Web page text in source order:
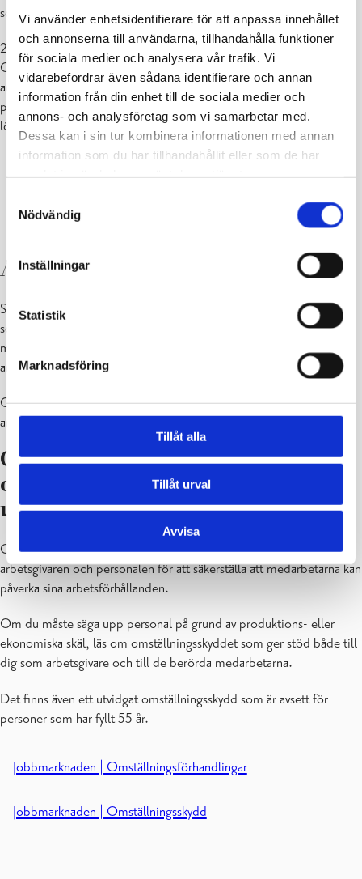
Vi använder enhetsidentifierare för att anpassa innehållet
och annonserna till användarna, tillhandahålla funktioner
för sociala medier och analysera vår trafik. Vi
vidarebefordrar även sådana identifierare och annan
information från din enhet till de sociala medier och
annons- och analysföretag som vi samarbetar med.
Dessa kan i sin tur kombinera informationen med annan
information som du har tillhandahållit eller som de har
Nödvändig
Inställningar
Statistik
Marknadsföring
Tillåt alla
Tillåt urval
Avvisa
som kan avslöja personens arbetslöshetsstatus.
2.
Lämna in en ansökan om lönesubvention
Observera att personen som anställs måste vara arbetslös
arbetssökande, d.v.s. beslutet om lönesubvention blir nekande om
personen i fråga inleder arbetsförhållandet innan beslutet om
lönesubventionen är gjort.
Suomi.fi | Ansökan om lönesubvention
Jobbmarknaden | Läroavtal
Arbetsprövning på arbetsplats
Som arbetsgivare kan du stöda en arbetslös person eller en person
som vill byta yrke genom att erbjuda möjligheten att bekanta sig
med olika yrkesvals- och karriäralternativ eller återvända till
arbetsmarknaden. Samtidigt kan du hitta en ny arbetstagare.
Obs! Arbetsprövning sker alltid ur personkundens behov, inte
arbetsgivarens.
Omställningsförhandlingar och
omställningsskydd vid
uppsägningar och permitteringar
Omställningsförhandlingar är en gemensam process mellan
arbetsgivaren och personalen för att säkerställa att medarbetarna kan
påverka sina arbetsförhållanden.
Om du måste säga upp personal på grund av produktions- eller
ekonomiska skäl, läs om omställningsskyddet som ger stöd både till
dig som arbetsgivare och till de berörda medarbetarna.
Det finns även ett utvidgat omställningsskydd som är avsett för
personer som har fyllt 55 år.
Jobbmarknaden | Omställningsförhandlingar
Jobbmarknaden | Omställningsskydd